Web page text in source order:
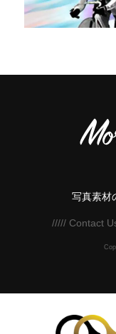
写真素材
///// Contact